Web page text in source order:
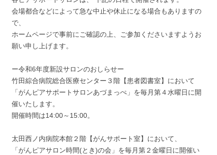
会場都合などによって急な中止や休止になる場合もありますの
で、
ホームページで事前にご確認の上、ご参加くださいますようお
願い申し上げます。
ー令和6年度新設サロンのおしらせー
竹田綜合病院総合医療センター３階【患者図書室】において
「がんピアサポートサロンあづまっぺ」を毎月第４水曜日に開
催いたします。
開催時間は14:00～15:00。
太田西ノ内病院本館２階【がんサポート室】において、
「がんピアサロン時間(とき)の会」を毎月第２金曜日に開催い